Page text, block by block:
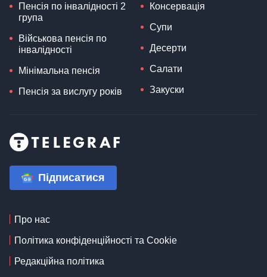
Пенсія по інвалідності 2
група
Військова пенсія по
інвалідності
Мінімальна пенсія
Пенсія за вислугу років
Консервація
Супи
Десерти
Салати
Закуски
Підписатися
Про нас
Політика конфіденційності та Cookie
Редакційна політика